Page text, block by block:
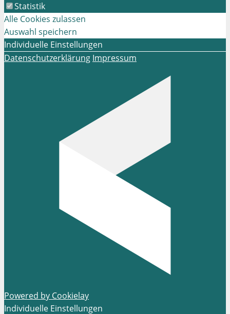
Statistik
Alle Cookies zulassen
Auswahl speichern
Individuelle Einstellungen
Datenschutzerklärung Impressum
Powered by Cookielay
Individuelle Einstellungen